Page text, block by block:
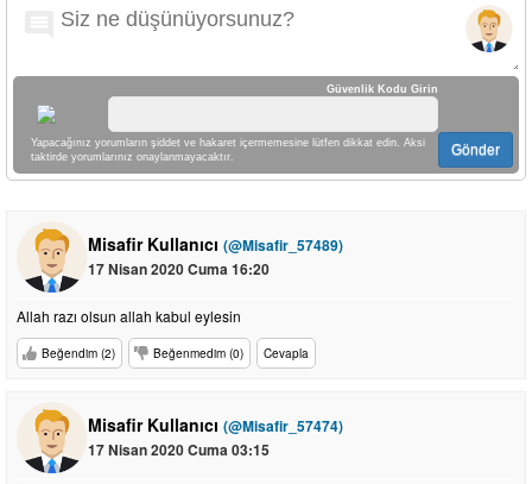
Güvenlik Kodu Girin
Yapacağınız yorumların şiddet ve hakaret içermemesine lütfen dikkat edin. Aksi
taktirde yorumlarınız onaylanmayacaktır.
Gönder
Misafir Kullanıcı (@Misafir_57489)
17 Nisan 2020 Cuma 16:20
Allah razı olsun allah kabul eylesin
Beğendim (2) Beğenmedim (0) Cevapla
Misafir Kullanıcı (@Misafir_57474)
17 Nisan 2020 Cuma 03:15